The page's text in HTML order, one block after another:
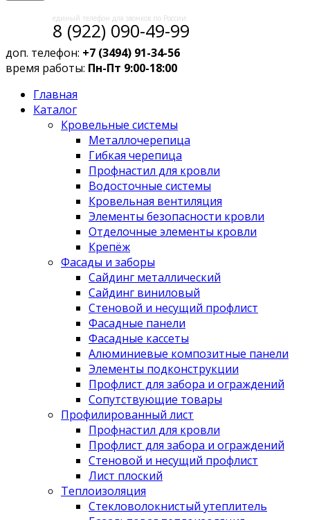
единый телефон для звонков по России:
8 (922) 090-49-99
доп. телефон: +7 (3494) 91-34-56
время работы: Пн-Пт 9:00-18:00
Главная
Каталог
Кровельные системы
Металлочерепица
Гибкая черепица
Профнастил для кровли
Водосточные системы
Кровельная вентиляция
Элементы безопасности кровли
Отделочные элементы кровли
Крепёж
Фасады и заборы
Сайдинг металлический
Сайдинг виниловый
Стеновой и несущий профлист
Фасадные панели
Фасадные кассеты
Алюминиевые композитные панели
Элементы подконструкции
Профлист для забора и ограждений
Сопутствующие товары
Профилированный лист
Профнастил для кровли
Профлист для забора и ограждений
Стеновой и несущий профлист
Лист плоский
Теплоизоляция
Стекловолокнистый утеплитель